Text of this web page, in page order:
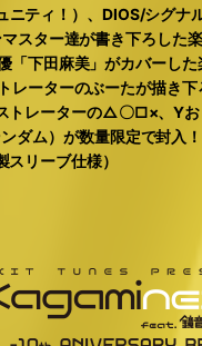
ティ！）、DIOS/シグナ
スター達が書き下ろした
「下田麻美」がカバーし
レーターのぶーたが描き下
トレーターの△〇□×、Y
ダム）が数量限定で封入！
リーブ仕様）